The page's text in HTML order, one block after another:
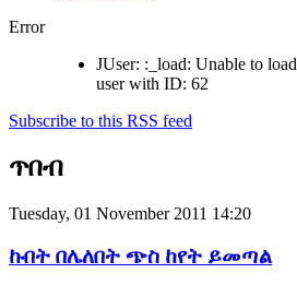
Error
JUser: :_load: Unable to load
user with ID: 62
Subscribe to this RSS feed
ጥበብ
Tuesday, 01 November 2011 14:20
ኩበት በሌለበት ጭስ ከየት ይመጣል